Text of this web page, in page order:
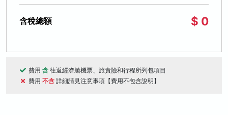
含稅總額 $ 0
費用 含 往返經濟艙機票、旅責險和行程所列包項目
費用 不含 詳細請見注意事項【費用不包含說明】